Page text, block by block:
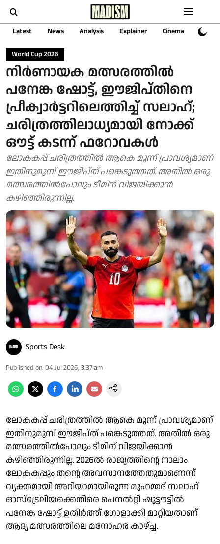
Latest News Analysis Explainer Cinema Sports
World Cup 2026
നിർണായക മത്സരത്തിൽ
പനേങ്ക ഷോട്ട്, ഈജിപ്തിനെ
പ്രീക്വാർട്ടറിലെത്തിച്ച് സലാഹ്;
ചരിത്രത്തിലാധ്യമായി നോക്ക്
ഔട്ട് കടന്ന് ഫറോവകൾ
ലോകകപ്പ് ചരിത്രത്തിൽ ആകെ മൂന്ന് പ്രാവശ്യമാണ്
ഇതിനുമുമ്പ് ഈജിപ്ത് പങ്കെടുത്തത്. അതിൽ ഒരു
മത്സരത്തിൽപോലും ടീമിന് വിജയിക്കാൻ
കഴിഞ്ഞിരുന്നില്ല.
Sports Desk
Published on: 04 Jul 2026, 3:37 am
ലോകകപ്പ് ചരിത്രത്തിൽ ആകെ മൂന്ന് പ്രാവശ്യമാണ്
ഇതിനുമുമ്പ് ഈജിപ്ത് പങ്കെടുത്തത്. അതിൽ ഒരു
മത്സരത്തിൽപോലും ടീമിന് വിജയിക്കാൻ
കഴിഞ്ഞിരുന്നില്ല. 2026ൽ രാജ്യത്തിന്റെ നാലാം
ലോകകപ്പും തന്റെ അവസാനത്തേതുമാണെന്ന്
വ്യക്തമായി അറിയാമായിരുന്ന മുഹമ്മദ് സലാഹ്
ഓസ്ട്രേലിയക്കെതിരെ പെനൽറ്റി ഷൂട്ടൗട്ടിൽ
പനേങ്ക ഷോട്ട് ഉതിർത്ത് ​ഗോളാക്കി മാറ്റിയതാണ്
ആദ്യ മത്സരത്തിലെ മനോഹര കാഴ്ച്ച.